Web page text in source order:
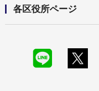
各区役所ページ